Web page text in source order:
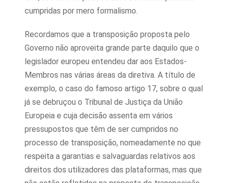
cumpridas por mero formalismo.
Recordamos que a transposição proposta pelo
Governo não aproveita grande parte daquilo que o
legislador europeu entendeu dar aos Estados-
Membros nas várias áreas da diretiva. A título de
exemplo, o caso do famoso artigo 17, sobre o qual
já se debruçou o Tribunal de Justiça da União
Europeia e cuja decisão assenta em vários
pressupostos que têm de ser cumpridos no
processo de transposição, nomeadamente no que
respeita a garantias e salvaguardas relativos aos
direitos dos utilizadores das plataformas, mas que